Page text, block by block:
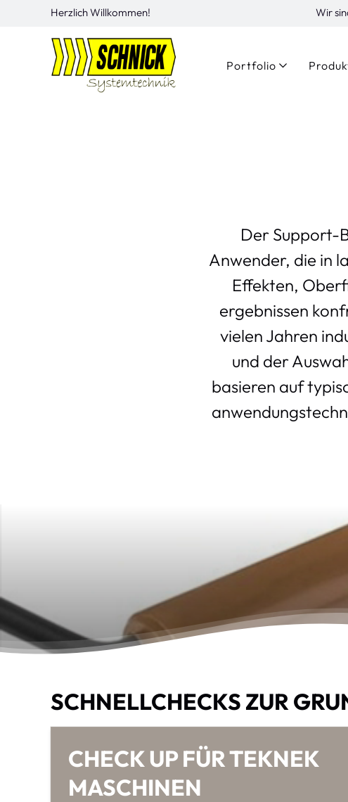
Herzlich Willkommen! Wir
Portfolio
Der Support-
Anwender, die in
Effekten,
ergebnissen
vielen Jahren
und der
basieren auf
SCHNELLCHECKS ZUR
CHECK UP FÜR TEKNEK
MASCHINEN